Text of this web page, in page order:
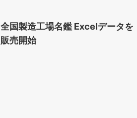
全国製造工場名鑑 Excelデータを
販売開始